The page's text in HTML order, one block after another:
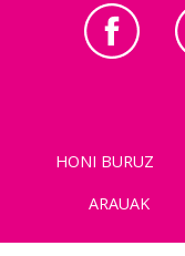
HONI BURUZ
ARAUAK